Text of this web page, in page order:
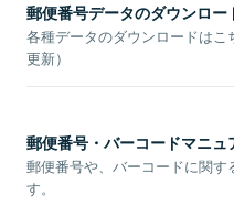
郵便番号データのダウンロー
各種データのダウンロードはこ
更新）
郵便番号・バーコードマニュ
郵便番号や、バーコードに関す
す。